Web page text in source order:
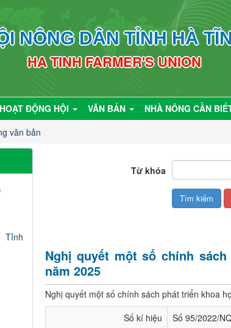
NÔNG DÂN TỈNH HÀ
HA TINH FARMER'S UNION
HOẠT ĐỘNG HỘI VĂN BẢN NHÀ NÔNG CẦN
văn bản
Từ khóa
Nghị quyết một số chính
năm 2025
Nghị quyết một số chính sách phát triển khoa
Số kí hiệu
Số 95/2022/